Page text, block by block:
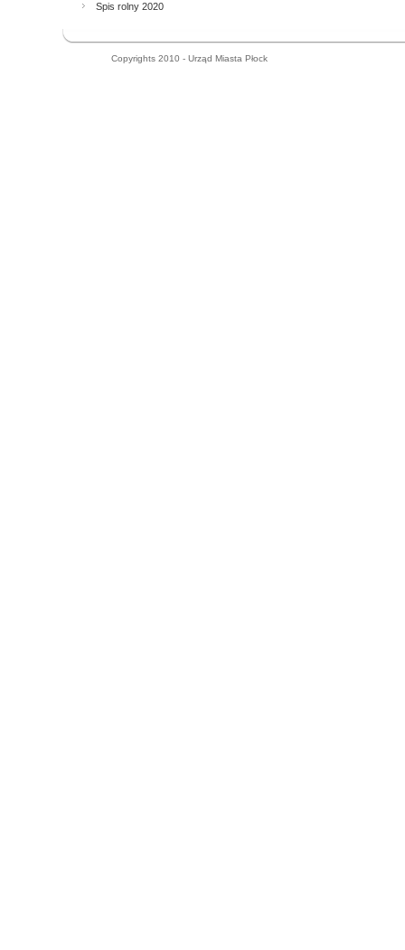
Spis rolny 2020
Copyrights 2010 - Urząd Miasta Płock